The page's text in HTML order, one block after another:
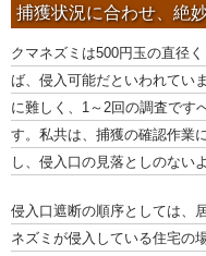
捕獲状況に合わせ、絶
クマネズミは500円玉の直径
ば、侵入可能だといわれてい
に難しく、1～2回の調査です
す。私共は、捕獲の確認作業
し、侵入口の見落としのない
侵入口遮断の順序としては、
ネズミが侵入している住宅の